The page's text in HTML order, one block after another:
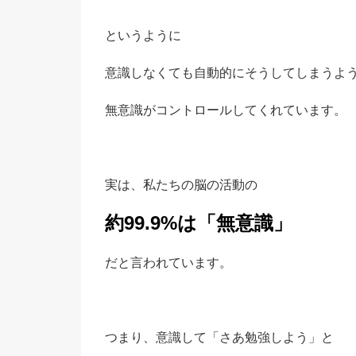
というように
意識しなくても自動的にそうしてしまうよ
無意識がコントロールしてくれています。
実は、私たちの脳の活動の
約99.9%は「無意識」
だと言われています。
つまり、意識して「さあ勉強しよう」と